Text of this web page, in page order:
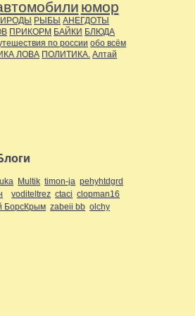
юмор
РЫБЫ АНЕГДОТЫ
ПРИКОРМ БАЙКИ БЛЮДА
по россии обо всём
ЛОВА ПОЛИТИКА. Алтай
Multik timon-ja pehyhtdgrd
voditeltrez ctaci clopman16
БорсКрым zabeii bb olchy